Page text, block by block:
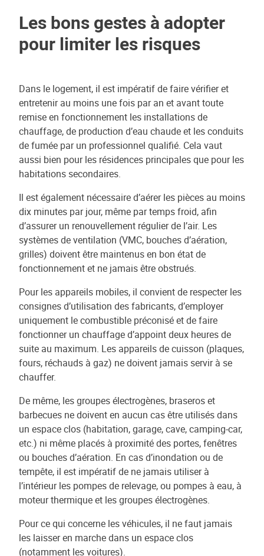
Les bons gestes à adopter
pour limiter les risques
Dans le logement, il est impératif de faire vérifier et
entretenir au moins une fois par an et avant toute
remise en fonctionnement les installations de
chauffage, de production d’eau chaude et les conduits
de fumée par un professionnel qualifié. Cela vaut
aussi bien pour les résidences principales que pour les
habitations secondaires.
Il est également nécessaire d’aérer les pièces au moins
dix minutes par jour, même par temps froid, afin
d’assurer un renouvellement régulier de l’air. Les
systèmes de ventilation (VMC, bouches d’aération,
grilles) doivent être maintenus en bon état de
fonctionnement et ne jamais être obstrués.
Pour les appareils mobiles, il convient de respecter les
consignes d’utilisation des fabricants, d’employer
uniquement le combustible préconisé et de faire
fonctionner un chauffage d’appoint deux heures de
suite au maximum. Les appareils de cuisson (plaques,
fours, réchauds à gaz) ne doivent jamais servir à se
chauffer.
De même, les groupes électrogènes, braseros et
barbecues ne doivent en aucun cas être utilisés dans
un espace clos (habitation, garage, cave, camping-car,
etc.) ni même placés à proximité des portes, fenêtres
ou bouches d’aération. En cas d’inondation ou de
tempête, il est impératif de ne jamais utiliser à
l’intérieur les pompes de relevage, ou pompes à eau, à
moteur thermique et les groupes électrogènes.
Pour ce qui concerne les véhicules, il ne faut jamais
les laisser en marche dans un espace clos
(notamment les voitures).